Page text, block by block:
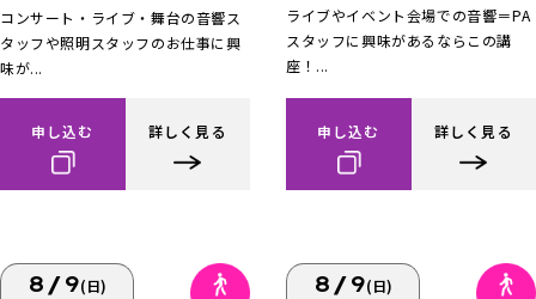
コンサート・ライブ・舞台の音響ス
タッフや照明スタッフのお仕事に興
味が...
申し込む 詳しく見る
ライブやイベント会場での音響＝PA
スタッフに興味があるならこの講
座！...
申し込む 詳しく見る
8/9(日) 8/9(日)